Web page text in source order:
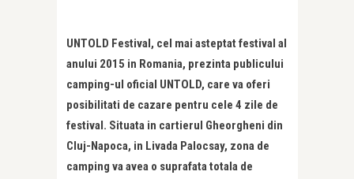
UNTOLD Festival, cel mai asteptat festival al
anului 2015 in Romania, prezinta publicului
camping-ul oficial UNTOLD, care va oferi
posibilitati de cazare pentru cele 4 zile de
festival. Situata in cartierul Gheorgheni din
Cluj-Napoca, in Livada Palocsay, zona de
camping va avea o suprafata totala de